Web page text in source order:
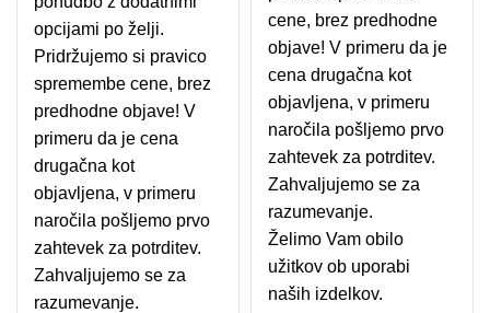
opcijami po želji.
Pridržujemo si pravico
spremembe cene, brez
predhodne objave! V
primeru da je cena
drugačna kot
objavljena, v primeru
naročila pošljemo prvo
zahtevek za potrditev.
Zahvaljujemo se za
razumevanje.
cene, brez predhodne
objave! V primeru da je
cena drugačna kot
objavljena, v primeru
naročila pošljemo prvo
zahtevek za potrditev.
Zahvaljujemo se za
razumevanje.
Želimo Vam obilo
užitkov ob uporabi
naših izdelkov.